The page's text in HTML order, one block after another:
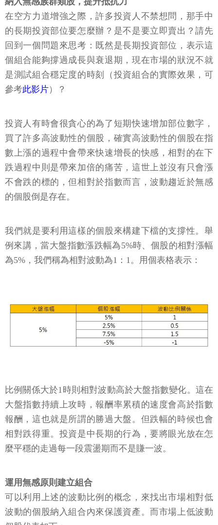
在空方力道增強之際，許多投資人不禁想問，那手中
的長期投資部位要怎麼辦？是不是要立即賣出？請先
回到一個問題來思考：既然是長期投資部位，表示這
個組合能夠撐過成長與衰退期，現在市場的狀況不就
是測試組合穩定度的時刻（投資組合的實際效果，可
參考此影片）？
投資人有時會很貪心的為了短期快速增加部位數字，
買了許多高波動性的個股，確實高波動性的個股在指
數上漲的過程中會帶來快速增長的快感，相對的在下
跌過程中則是帶來加倍的痛苦，這世上並沒有只會漲
不會跌的標的，但相對於指數而言，波動趨近於無感
的個股倒是存在。
我們就是要利用這樣的個股來構建下檔的支撐性。舉
例來講，當大盤指數漲跌幅為5%時、個股的相對漲幅
為5%，我們稱為相對波動為1：1。用個表格表示：
比例關係大於1時則相對波動高於大盤指數變化。這在
大盤指數持續上攻時，報酬率累積的速度會高於指數
報酬，這也就是所謂的勝過大盤。但跌幅的時候也會
相對跌得重。投資是中長期的行為，要將眼光放在怎
麼平穩的走過每一段震盪期而不是賺一波。
運用無感原則建立組合
可以利用上述的波動比例的概念，來找出市場相對低
波動的個股納入組合內來保護資產。而市場上低波動